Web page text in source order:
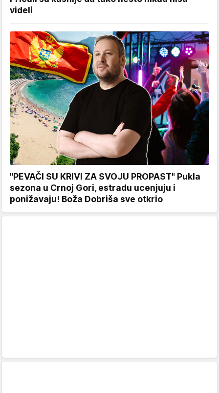
videli
"PEVAČI SU KRIVI ZA SVOJU PROPAST" Pukla
sezona u Crnoj Gori, estradu ucenjuju i
ponižavaju! Boža Dobriša sve otkrio